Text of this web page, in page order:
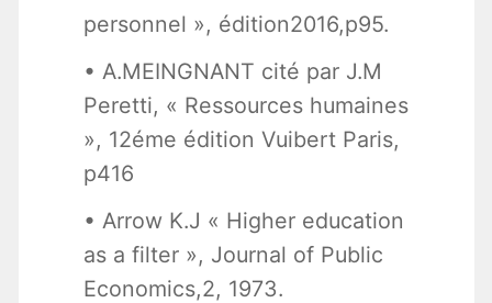
personnel », édition2016,p95.
• A.MEINGNANT cité par J.M
Peretti, « Ressources humaines
», 12éme édition Vuibert Paris,
p416
• Arrow K.J « Higher education
as a filter », Journal of Public
Economics,2, 1973.